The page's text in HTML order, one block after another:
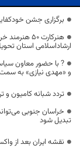
برگزاری جشن خودکفایی ۲۱۳۶ مددجوی خراسان جنوبی در
هنرکارت
ارشاداسلامی استان
? با حضور معاون
و «مهدی نیازی» به
تردد شبانه کامیون
خراسان جنوبی
تبدیل شود
نقشه ایران بعد از